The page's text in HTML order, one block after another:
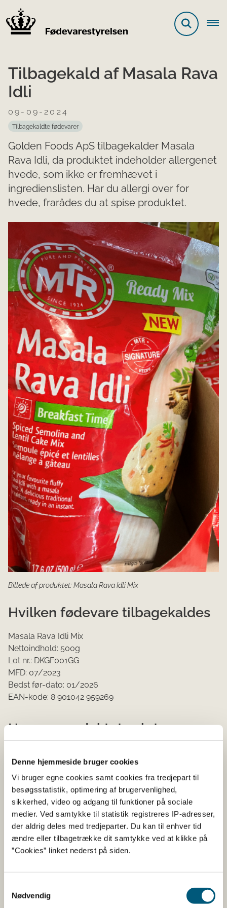
Denne hjemmeside bruger cookies
Vi bruger egne cookies samt cookies fra tredjepart til
besøgsstatistik, optimering af brugervenlighed,
sikkerhed, video og adgang til funktioner på sociale
medier. Ved samtykke til statistik registreres IP-adresser,
der aldrig deles med tredjeparter. Du kan til enhver tid
ændre eller tilbagetrække dit samtykke ved at klikke på
”Cookies” linket nederst på siden.
Nødvendig
Tilbagekald af Masala Rava
Idli
09-09-2024
Tilbagekaldte fødevarer
Golden Foods ApS tilbagekalder Masala
Rava Idli, da produktet indeholder allergenet
hvede, som ikke er fremhævet i
ingredienslisten. Har du allergi over for
hvede, frarådes du at spise produktet.
Billede af produktet: Masala Rava Idli Mix
Hvilken fødevare tilbagekaldes
Masala Rava Idli Mix
Nettoindhold: 500g
Lot nr.: DKGF001GG
MFD: 07/2023
Bedst før-dato: 01/2026
EAN-kode: 8 901042 959269
Hvor er produktet solgt
Sjælland.
Hvorfor tilbagekaldes produktet
Produktet indeholder allergenet hvede, som ikke er
fremhævet i ingredienslisten, hvilket gør at forbrugere
kan overse dette allergen. Forbrugere med allergi over
for hvede kan få symptomer på intolerance eller en
Hvad skal du gøre som